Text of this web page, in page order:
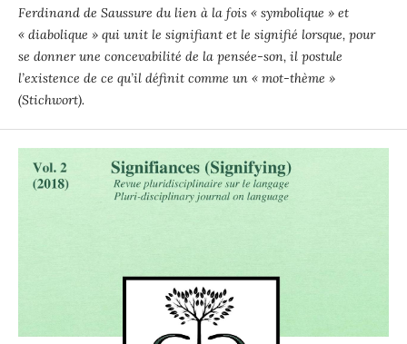
Ferdinand de Saussure du lien à la fois « symbolique » et
« diabolique » qui unit le signifiant et le signifié lorsque, pour
se donner une concevabilité de la pensée-son, il postule
l’existence de ce qu’il définit comme un « mot-thème »
(Stichwort).